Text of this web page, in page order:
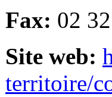
Fax: 02
Site web:
territoire/